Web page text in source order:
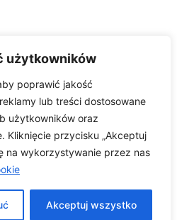
użytkowników
poprawić jakość
lub treści dostosowane
użytkowników oraz
Kliknięcie przycisku „Akceptuj
na wykorzystywanie przez nas
Akceptuj wszystko